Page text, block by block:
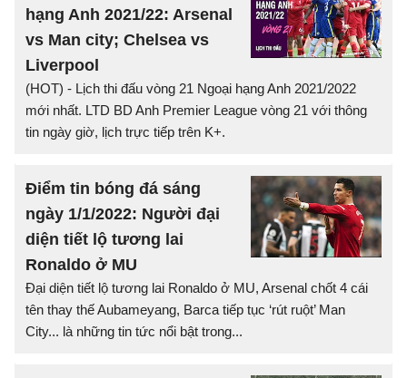
hạng Anh 2021/22: Arsenal
vs Man city; Chelsea vs
Liverpool
(HOT) - Lịch thi đấu vòng 21 Ngoại hạng Anh 2021/2022
mới nhất. LTD BD Anh Premier League vòng 21 với thông
tin ngày giờ, lịch trực tiếp trên K+.
Điểm tin bóng đá sáng
ngày 1/1/2022: Người đại
diện tiết lộ tương lai
Ronaldo ở MU
Đại diện tiết lộ tương lai Ronaldo ở MU, Arsenal chốt 4 cái
tên thay thế Aubameyang, Barca tiếp tục ‘rút ruột’ Man
City... là những tin tức nổi bật trong...